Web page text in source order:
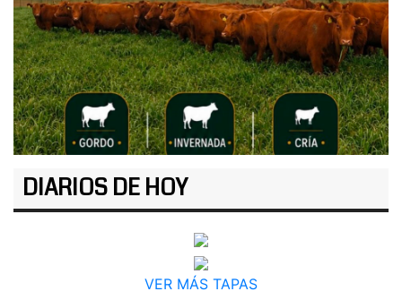
DIARIOS DE HOY
VER MÁS TAPAS